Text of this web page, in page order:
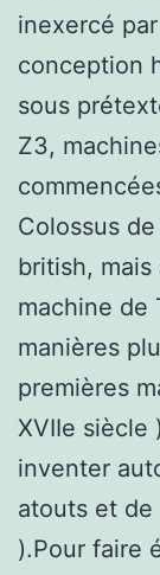
inexercé par
conception
sous
Z3,
Colossus
british, mais
machine de
manières
premières
XVIIe siècle
inventer
atouts et de
).Pour faire